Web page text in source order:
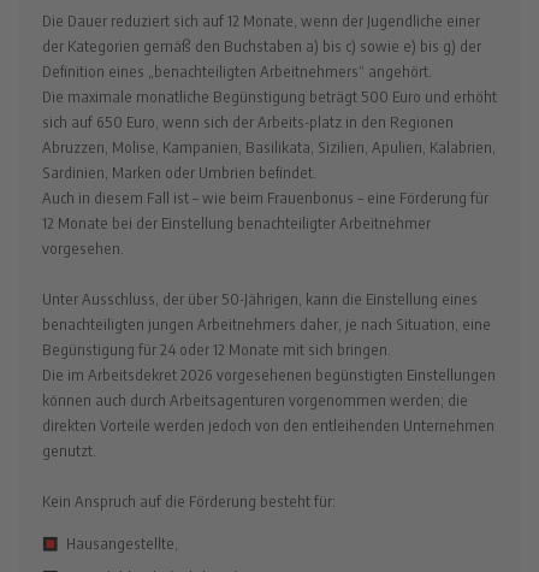
Die Dauer reduziert sich auf 12 Monate, wenn der Jugendliche einer
der Kategorien gemäß den Buchstaben a) bis c) sowie e) bis g) der
Definition eines „benachteiligten Arbeitnehmers“ angehört.
Die maximale monatliche Begünstigung beträgt 500 Euro und erhöht
sich auf 650 Euro, wenn sich der Arbeits-platz in den Regionen
Abruzzen, Molise, Kampanien, Basilikata, Sizilien, Apulien, Kalabrien,
Sardinien, Marken oder Umbrien befindet.
Auch in diesem Fall ist – wie beim Frauenbonus – eine Förderung für
12 Monate bei der Einstellung benachteiligter Arbeitnehmer
vorgesehen.
Unter Ausschluss, der über 50-Jährigen, kann die Einstellung eines
benachteiligten jungen Arbeitnehmers daher, je nach Situation, eine
Begünstigung für 24 oder 12 Monate mit sich bringen.
Die im Arbeitsdekret 2026 vorgesehenen begünstigten Einstellungen
können auch durch Arbeitsagenturen vorgenommen werden; die
direkten Vorteile werden jedoch von den entleihenden Unternehmen
genutzt.
Kein Anspruch auf die Förderung besteht für:
Hausangestellte,